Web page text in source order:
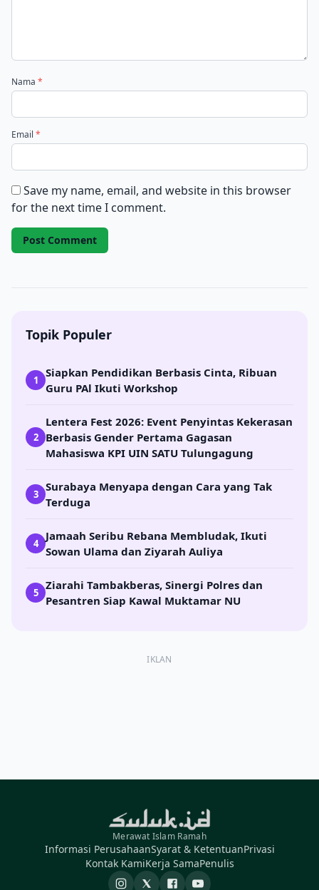
Nama *
Email *
Save my name, email, and website in this browser
for the next time I comment.
Topik Populer
1
Siapkan Pendidikan Berbasis Cinta, Ribuan
Guru PAl Ikuti Workshop
2
Lentera Fest 2026: Event Penyintas Kekerasan
Berbasis Gender Pertama Gagasan
Mahasiswa KPI UIN SATU Tulungagung
3
Surabaya Menyapa dengan Cara yang Tak
Terduga
4
Jamaah Seribu Rebana Membludak, Ikuti
Sowan Ulama dan Ziyarah Auliya
5
Ziarahi Tambakberas, Sinergi Polres dan
Pesantren Siap Kawal Muktamar NU
IKLAN
Merawat Islam Ramah
Informasi PerusahaanSyarat & KetentuanPrivasi
Kontak KamiKerja SamaPenulis